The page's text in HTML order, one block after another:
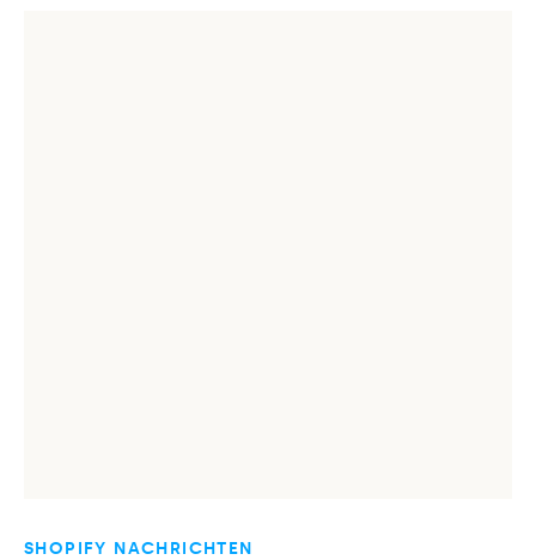
SHOPIFY NACHRICHTEN